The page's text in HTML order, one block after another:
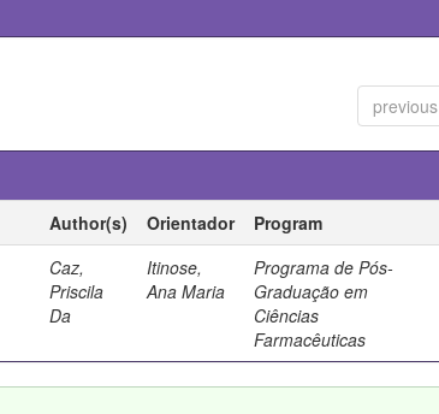
previous
Author(s) Orientador Program
Caz,
Priscila
Da
Itinose,
Ana Maria
Programa de Pós-
Graduação em
Ciências
Farmacêuticas